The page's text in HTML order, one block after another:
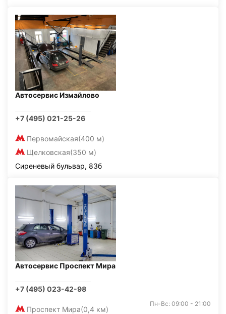
Автосервис Измайлово
+7 (495) 021-25-26
Первомайская(400 м)
Щелковская(350 м)
Сиреневый бульвар, 83б
Автосервис Проспект Мира
+7 (495) 023-42-98
Проспект Мира(0,4 км)
Пн-Вс: 09:00 - 21:00